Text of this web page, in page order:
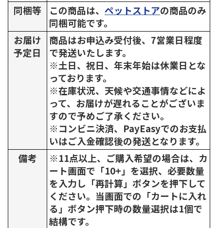
同梱等
この商品は、 ペットストアの商品のみ
同梱可能です。
お届け
予定日
商品はお申込み受付後、7営業日程度
で発送いたします。
※土日、祝日、年末年始は休業日とな
っております。
※在庫状況、天候や交通事情などによ
って、お届けが遅れることがございま
すので予めご了承ください。
※コンビニ決済、PayEasyでのお支払
いはご入金確認後の発送となります。
備考
※11点以上、ご購入希望の場合は、カ
ート画面で「10+」を選択、必要数量
を入力し「再計算」ボタンを押下して
ください。当画面での「カートに入れ
る」ボタン押下時の数量選択は1個で
結構です。